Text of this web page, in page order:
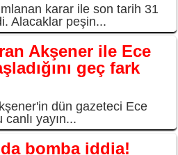
karar ile son tarih 31
Alacaklar peşin...
Akşener ile Ece
geç fark
dün gazeteci Ece
yayın...
bomba iddia!